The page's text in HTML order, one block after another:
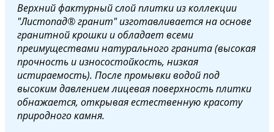
Верхний фактурный слой плитки из коллекции
"Листопад® гранит" изготавливается на основе
гранитной крошки и обладает всеми
преимуществами натурального гранита (высокая
прочность и износостойкость, низкая
истираемость). После промывки водой под
высоким давлением лицевая поверхность плитки
обнажается, открывая естественную красоту
природного камня.